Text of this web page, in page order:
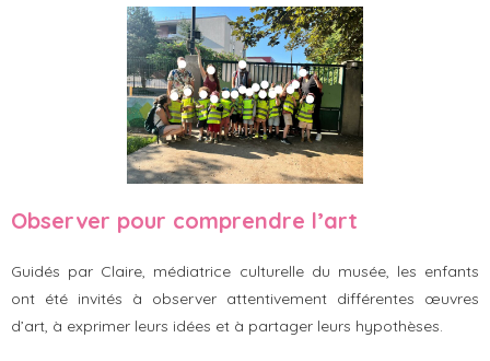
Observer pour comprendre l’art
Guidés par Claire, médiatrice culturelle du musée, les enfants
ont été invités à observer attentivement différentes œuvres
d’art, à exprimer leurs idées et à partager leurs hypothèses.